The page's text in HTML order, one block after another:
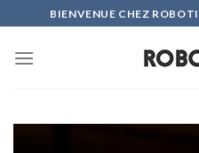
to
content
BIENVENUE CHEZ